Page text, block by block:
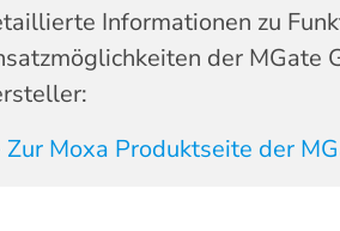
Informationen zu
der MGate
Zur Moxa Produktseite der